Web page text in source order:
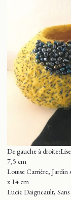
De gauche à droite
7,5 cm
Louise Carrière, Jardin
x 14 cm
Lucie Daigneault,